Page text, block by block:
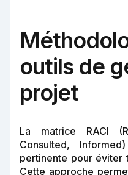
outils de
projet
La matrice RACI
Consulted,
pertinente pour éviter
Cette approche